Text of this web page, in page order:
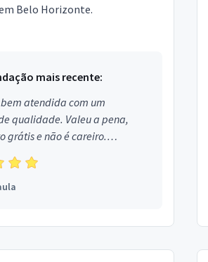
Belo Horizonte.
mais recente:
atendida com um
qualidade. Valeu a pena,
grátis e não é careiro.